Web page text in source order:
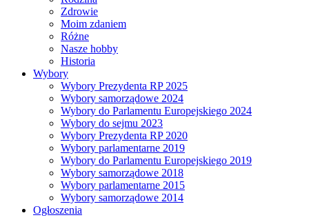
Zdrowie
Moim zdaniem
Różne
Nasze hobby
Historia
Wybory
Wybory Prezydenta RP 2025
Wybory samorządowe 2024
Wybory do Parlamentu Europejskiego 2024
Wybory do sejmu 2023
Wybory Prezydenta RP 2020
Wybory parlamentarne 2019
Wybory do Parlamentu Europejskiego 2019
Wybory samorządowe 2018
Wybory parlamentarne 2015
Wybory samorządowe 2014
Ogłoszenia